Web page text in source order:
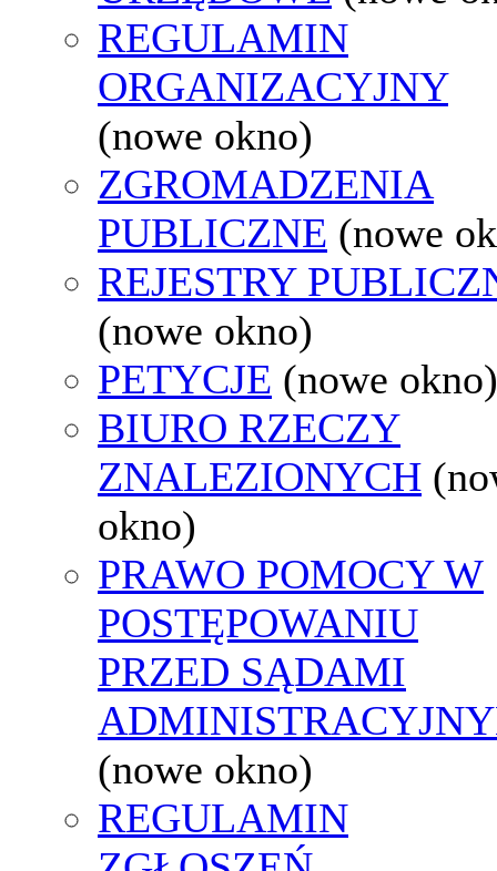
REGULAMIN
ORGANIZACYJNY
(nowe okno)
ZGROMADZENIA
PUBLICZNE (nowe
REJESTRY
(nowe okno)
PETYCJE (nowe okno)
BIURO RZECZY
ZNALEZIONYCH
okno)
PRAWO POMOCY W
POSTĘPOWANIU
PRZED SĄDAMI
(nowe okno)
REGULAMIN